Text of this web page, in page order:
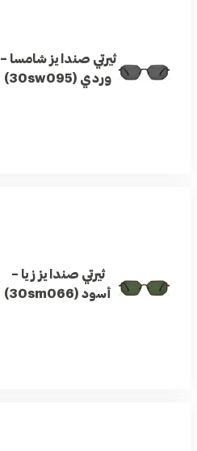
ثيرتي صندايز شامسا –
وردي (30sw095)
ثيرتي صندايز زيا –
أسود (30sm066)